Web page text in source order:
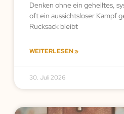
Denken ohne ein geheiltes,
oft ein aussichtsloser Kampf
Rucksack bleibt
WEITERLESEN »
30. Juli 2026